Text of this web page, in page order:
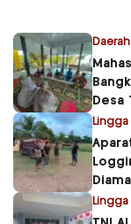
Daerah
Desa
Lingga
Lingga